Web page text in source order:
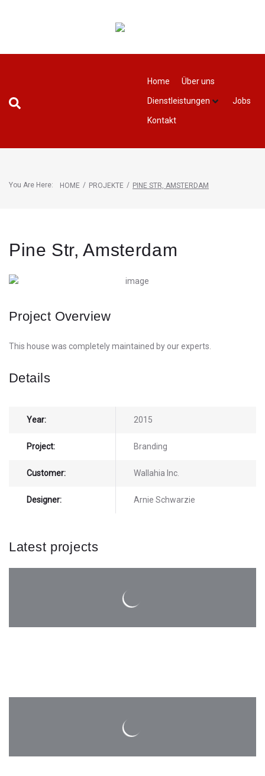
Home Über uns
Dienstleistungen Jobs
Kontakt
You Are Here: HOME / PROJEKTE / PINE STR, AMSTERDAM
Pine Str, Amsterdam
Project Overview
This house was completely maintained by our experts.
Details
Year: 2015
Project: Branding
Customer: Wallahia Inc.
Designer: Arnie Schwarzie
Latest projects